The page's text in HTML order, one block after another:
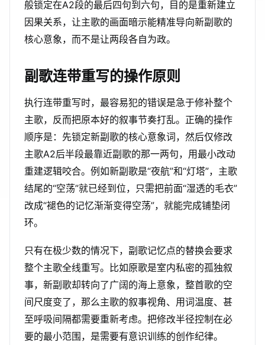
般锁定在A2段的最后四句到六句，目的是重新建立
因果关系，让主歌的画面暗示能精准导向新副歌的
核心意象，而不是让两段各自为政。
副歌连带重写的操作原则
执行连带重写时，最容易犯的错误是急于修补整个
主歌，反而把原本好的叙事节奏打乱。正确的操作
顺序是：先锁定新副歌的核心意象词，然后仅修改
主歌A2后半段最靠近副歌的那一两句，用最小改动
重建逻辑咬合。例如新副歌是“夜航”和“灯塔”，主歌
结尾的“空荡”就已经到位，只需把前面“湿透的毛衣”
改成“褪色的记忆渐渐变得空荡”，就能完成铺垫闭
环。
只有在极少数的情况下，副歌记忆点的替换会要求
整个主歌全线重写。比如原歌是室内私密的孤独叙
事，新副歌却转向了广阔的海上意象，整首歌的空
间尺度变了，那么主歌的叙事视角、用词温度、甚
至呼吸间隔都需要重新考虑。把修改半径控制在必
要的最小范围，是需要有意识训练的创作纪律。